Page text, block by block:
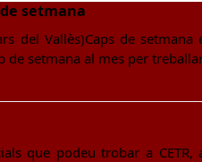
setmana
del Vallès)Caps de
de setmana al mes per
que podeu trobar a